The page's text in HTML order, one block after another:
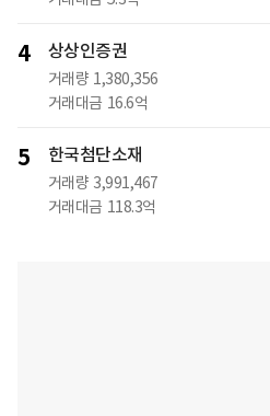
4 상상인증권
거래량 1,380,356
거래대금 16.6억
5 한국첨단소재
거래량 3,991,467
거래대금 118.3억